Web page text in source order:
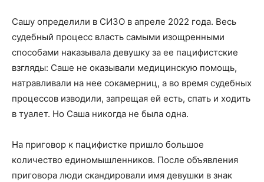
Сашу определили в СИЗО в апреле 2022 года. Весь
судебный процесс власть самыми изощренными
способами наказывала девушку за ее пацифистские
взгляды: Саше не оказывали медицинскую помощь,
натравливали на нее сокамерниц, а во время судебных
процессов изводили, запрещая ей есть, спать и ходить
в туалет. Но Саша никогда не была одна.
На приговор к пацифистке пришло большое
количество единомышленников. После объявления
приговора люди скандировали имя девушки в знак